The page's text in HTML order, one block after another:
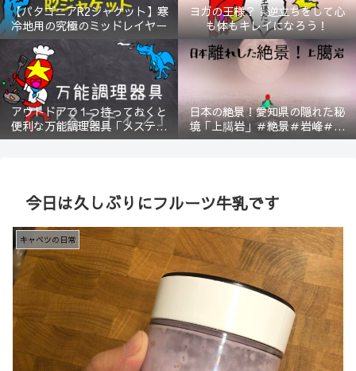
【パタゴニアR2ジャケット】寒
冷地用の究極のミッドレイヤー
ヨガの王様？！逆立ちをして心
も体もキレイになろう！
アウトドアで１つ持っておくと
便利な万能調理器具「メスティ
ン」＃登山＃BBQ
日本の絶景！愛知県の隠れた秘
境「上臈岩」＃絶景＃岩峰＃新
城＃スリル＃宇連山
今日は久しぶりにフルーツ牛乳です
キャベツの日常